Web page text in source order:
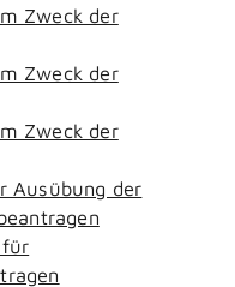
Zweck der
Zweck der
Zweck der
Ausübung der
für